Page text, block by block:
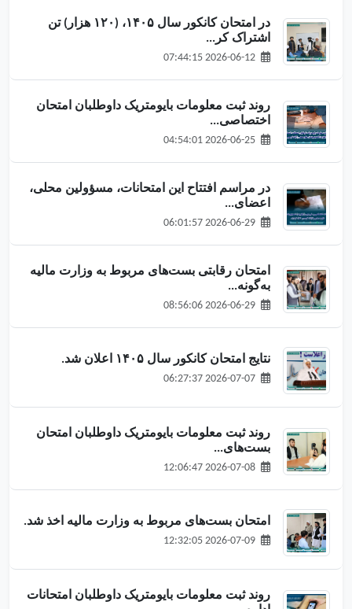
در امتحان کانکور سال ۱۴۰۵، (۱۲۰ هزار) تن
اشتراک کر...
روند ثبت معلومات بایومتریک داوطلبان امتحان
اختصاصی...
در مراسم افتتاح این امتحانات، مسؤولین محلی،
اعضای...
امتحان رقابتی بست‌های مربوط به وزارت مالیه
به‌گونه...
نتایج امتحان کانکور سال ۱۴۰۵ اعلان شد.
روند ثبت معلومات بایومتریک داوطلبان امتحان
بست‌های...
امتحان بست‌های مربوط به وزارت مالیه اخذ شد.
روند ثبت معلومات بایومتریک داوطلبان امتحانات